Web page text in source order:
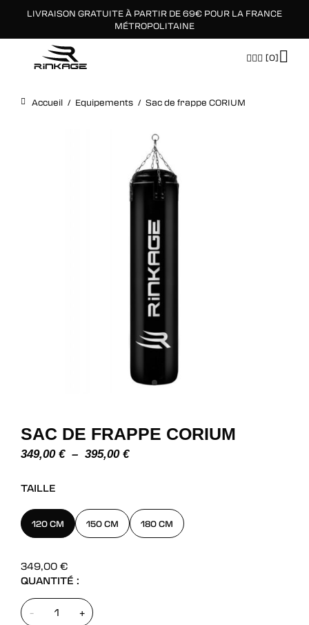
LIVRAISON GRATUITE À PARTIR DE 69€ POUR LA FRANCE
MÉTROPOLITAINE
[0]
Accueil / Equipements / Sac de frappe CORIUM
SAC DE FRAPPE CORIUM
349,00 € – 395,00 €PLAGE
395,00 €
TAILLE
120 CM 150 CM 180 CM
349,00 €
QUANTITÉ :
- +